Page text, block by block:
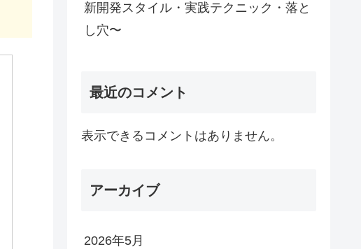
新開発スタイル・実践テクニック・落と
し穴〜
最近のコメント
表示できるコメントはありません。
アーカイブ
2026年5月